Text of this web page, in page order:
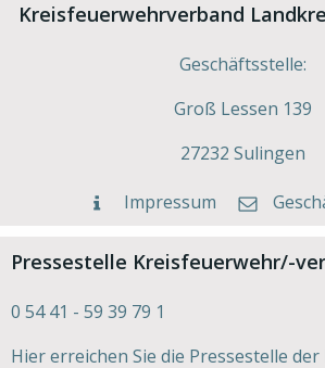
Kreisfeuerwehrverband
Geschäftsstelle:
Groß Lessen 139
27232 Sulingen
Impressum
Pressestelle Kreisfeuerwehr/-
0 54 41 - 59 39 79 1
Hier erreichen Sie die Pressestelle